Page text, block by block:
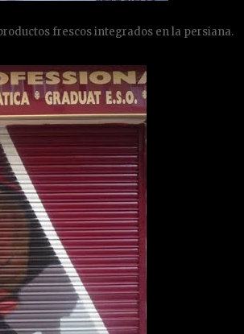
frescos integrados en la persiana.